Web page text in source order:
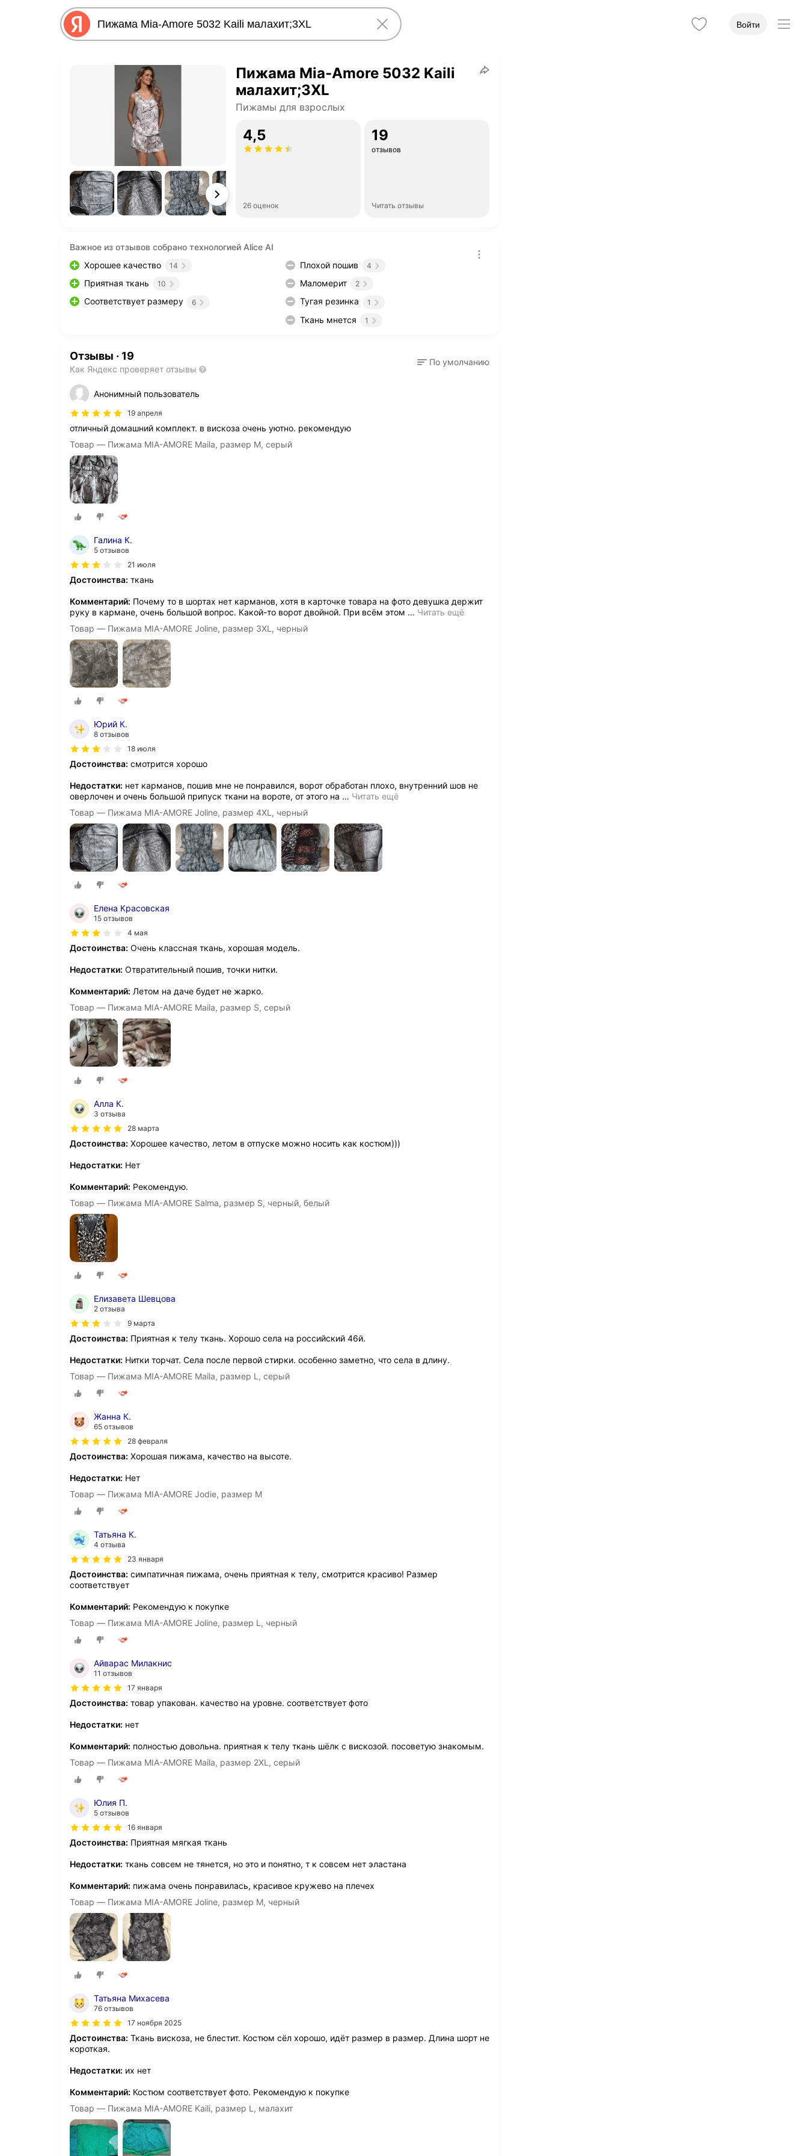
Войти
Пижама Mia-Amore 5032 Kaili
малахит;3XL
Пижамы для взрослых
4,5
26 оценок
19
отзывов
Читать отзывы
Важное из отзывов собрано технологией Alice AI
Хорошее качество
14
Приятная ткань 10
Соответствует размеру 6
Плохой пошив 4
Маломерит 2
Тугая резинка 1
Ткань мнется 1
Отзывы · 19
Как Яндекс проверяет отзывы
По умолчанию
Анонимный пользователь
19 апреля
отличный домашний комплект. в вискоза очень уютно. рекомендую
Товар — Пижама MIA-AMORE Maila, размер M, серый
Галина К.
5 отзывов
21 июля
Достоинства: ткань
Комментарий: Почему то в шортах нет карманов, хотя в карточке товара на фото девушка держит
руку в кармане, очень большой вопрос. Какой-то ворот двойной. При всём этом … Читать ещё
Товар — Пижама MIA-AMORE Joline, размер 3XL, черный
Юрий К.
8 отзывов
18 июля
Достоинства: смотрится хорошо
Недостатки: нет карманов, пошив мне не понравился, ворот обработан плохо, внутренний шов не
оверлочен и очень большой припуск ткани на вороте, от этого на … Читать ещё
Товар — Пижама MIA-AMORE Joline, размер 4XL, черный
Елена Красовская
15 отзывов
4 мая
Достоинства: Очень классная ткань, хорошая модель.
Недостатки: Отвратительный пошив, точки нитки.
Комментарий: Летом на даче будет не жарко.
Товар — Пижама MIA-AMORE Maila, размер S, серый
Алла К.
3 отзыва
28 марта
Достоинства: Хорошее качество, летом в отпуске можно носить как костюм)))
Недостатки: Нет
Комментарий: Рекомендую.
Товар — Пижама MIA-AMORE Salma, размер S, черный, белый
Елизавета Шевцова
2 отзыва
9 марта
Достоинства: Приятная к телу ткань. Хорошо села на российский 46й.
Недостатки: Нитки торчат. Села после первой стирки. особенно заметно, что села в длину.
Товар — Пижама MIA-AMORE Maila, размер L, серый
Жанна К.
65 отзывов
28 февраля
Достоинства: Хорошая пижама, качество на высоте.
Недостатки: Нет
Товар — Пижама MIA-AMORE Jodie, размер M
Татьяна К.
4 отзыва
23 января
Достоинства: симпатичная пижама, очень приятная к телу, смотрится красиво! Размер
соответствует
Комментарий: Рекомендую к покупке
Товар — Пижама MIA-AMORE Joline, размер L, черный
Айварас Милакнис
11 отзывов
17 января
Достоинства: товар упакован. качество на уровне. соответствует фото
Недостатки: нет
Комментарий: полностью довольна. приятная к телу ткань шёлк с вискозой. посоветую знакомым.
Товар — Пижама MIA-AMORE Maila, размер 2XL, серый
Юлия П.
5 отзывов
16 января
Достоинства: Приятная мягкая ткань
Недостатки: ткань совсем не тянется, но это и понятно, т к совсем нет эластана
Комментарий: пижама очень понравилась, красивое кружево на плечех
Товар — Пижама MIA-AMORE Joline, размер M, черный
Татьяна Михасева
76 отзывов
17 ноября 2025
Достоинства: Ткань вискоза, не блестит. Костюм сёл хорошо, идёт размер в размер. Длина шорт не
короткая.
Недостатки: их нет
Комментарий: Костюм соответствует фото. Рекомендую к покупке
Товар — Пижама MIA-AMORE Kaili, размер L, малахит